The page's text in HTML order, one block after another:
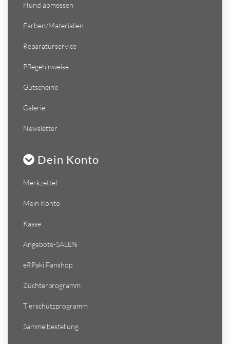
Hund abmessen
Farben/Materialien
Reparaturservice
Pflegehinweise
Gutscheine
Galerie
Newsletter
Dein Konto
Merkzettel
Mein Konto
Kasse
Angebote-SALE%
eRPaki Fanshop
Züchterprogramm
Tierschutzprogramm
Sammelbestellung